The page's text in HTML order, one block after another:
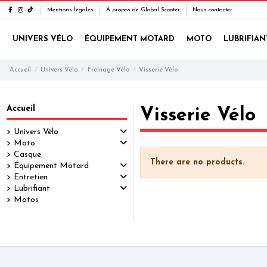
Mentions légales A propos de Global Scooter Nous contacter
UNIVERS VÉLO ÉQUIPEMENT MOTARD MOTO
Accueil Univers Vélo Freinage Vélo Visserie Vélo
Visserie Vélo
There are no products.
Accueil
Univers Vélo
Moto
Casque
Équipement Motard
Entretien
Lubrifiant
Motos